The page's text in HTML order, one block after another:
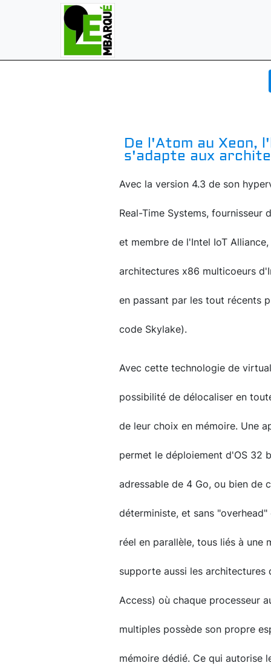
De l'Atom au Xeon,
s'adapte aux
Avec la version 4.3 de son
Real-Time Systems,
et membre de l'Intel IoT
architectures x86 multicoeurs
en passant par les tout récents
code Skylake).
Avec cette technologie de
possibilité de délocaliser en
de leur choix en mémoire. Une
permet le déploiement d'OS 32
adressable de 4 Go, ou bien de
déterministe, et sans
réel en parallèle, tous liés à une
supporte aussi les
Access) où chaque processeur
multiples possède son propre
mémoire dédié. Ce qui autorise